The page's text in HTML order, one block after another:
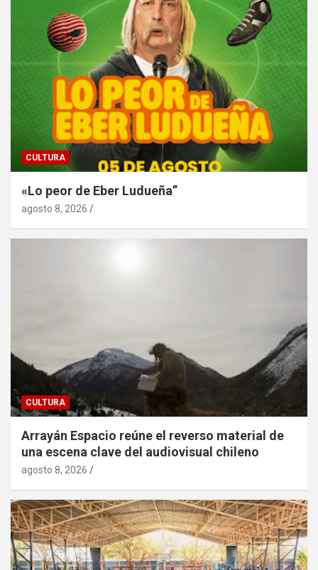
CULTURA
«Lo peor de Eber Ludueña”
agosto 8, 2026
CULTURA
Arrayán Espacio reúne el reverso material de
una escena clave del audiovisual chileno
agosto 8, 2026